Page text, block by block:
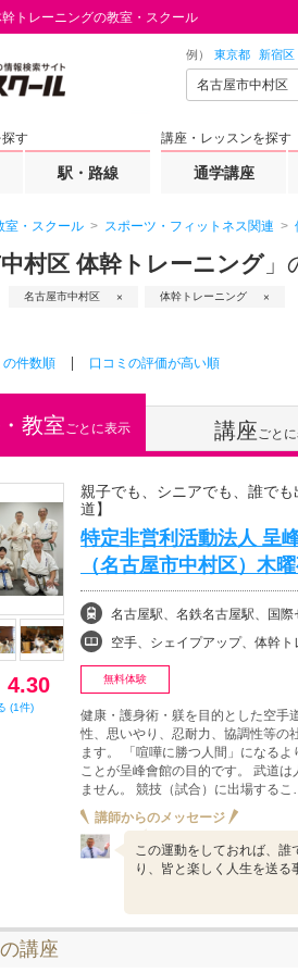
トレーニングの教室・スクール
例） 東京都 新宿区
す
駅・路線
講座・レッスンを探す
通学講座
室・スクール スポーツ・フィットネス関連
村区 体幹トレーニング」
名古屋市中村区 体幹トレーニング
の件数順 口コミの評価が高い順
教室ごとに表示 講座ごと
4.30
(1件)
親子でも、シニアでも、誰で
道】
特定非営利活動法人 呈
（名古屋市中村区）木
名古屋駅、名鉄名古屋駅、国際
空手、シェイプアップ、体幹
無料体験
健康・護身術・躾を目的とした空手
性、思いやり、忍耐力、協調性等の
ます。 「喧嘩に勝つ人間」になる
ことが呈峰會館の目的です。 武道
ません。 競技（試合）に出場する
講師からのメッセージ
この運動をしておれば、誰
り、皆と楽しく人生を送る
講座